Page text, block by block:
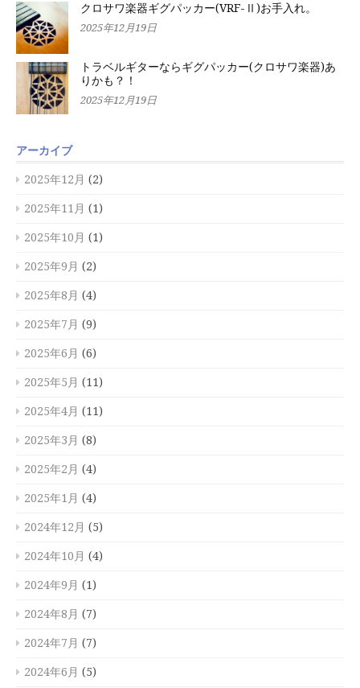
クロサワ楽器ギグパッカー(VRF-Ⅱ)お手入れ。
2025年12月19日
トラベルギターならギグパッカー(クロサワ楽器)あ
りかも？！
2025年12月19日
アーカイブ
2025年12月 (2)
2025年11月 (1)
2025年10月 (1)
2025年9月 (2)
2025年8月 (4)
2025年7月 (9)
2025年6月 (6)
2025年5月 (11)
2025年4月 (11)
2025年3月 (8)
2025年2月 (4)
2025年1月 (4)
2024年12月 (5)
2024年10月 (4)
2024年9月 (1)
2024年8月 (7)
2024年7月 (7)
2024年6月 (5)